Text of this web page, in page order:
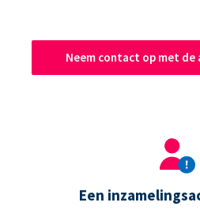
Neem contact op met
Een